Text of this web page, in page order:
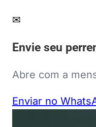
✉
Envie seu
Abre com a
Enviar no